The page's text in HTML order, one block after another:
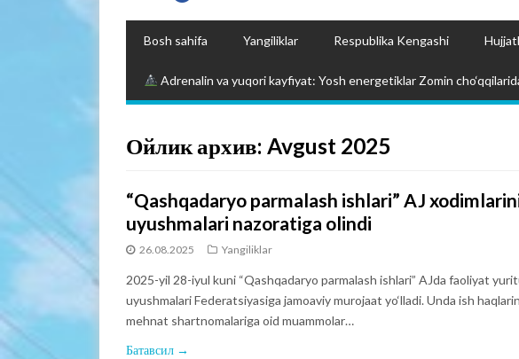
Bosh sahifa Yangiliklar Respublika Kengashi
Adrenalin va yuqori kayfiyat: Yosh energetiklar Zomin
Ойлик архив: Avgust 2025
“Qashqadaryo parmalash ishlari” AJ
uyushmalari nazoratiga olindi
26.08.2025 Yangiliklar
2025-yil 28-iyul kuni “Qashqadaryo parmalash ishlari” AJda faoliyat
uyushmalari Federatsiyasiga jamoaviy murojaat yo‘lladi. Unda ish
mehnat shartnomalariga oid muammolar…
Батавсил →